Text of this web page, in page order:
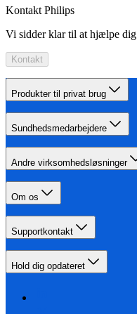
Kontakt Philips
Vi sidder klar til at hjælpe dig
Kontakt
Produkter til privat brug
Sundhedsmedarbejdere
Andre virksomhedsløsninger
Om os
Supportkontakt
Hold dig opdateret